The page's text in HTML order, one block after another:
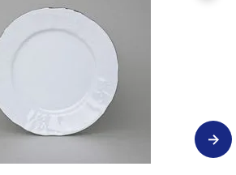
ochrannou známku LC a Thun Hotel &